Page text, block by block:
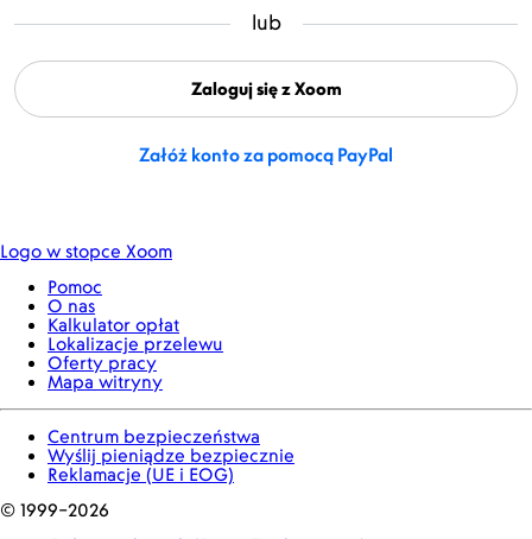
lub
Zaloguj się z Xoom
Załóż konto za pomocą PayPal